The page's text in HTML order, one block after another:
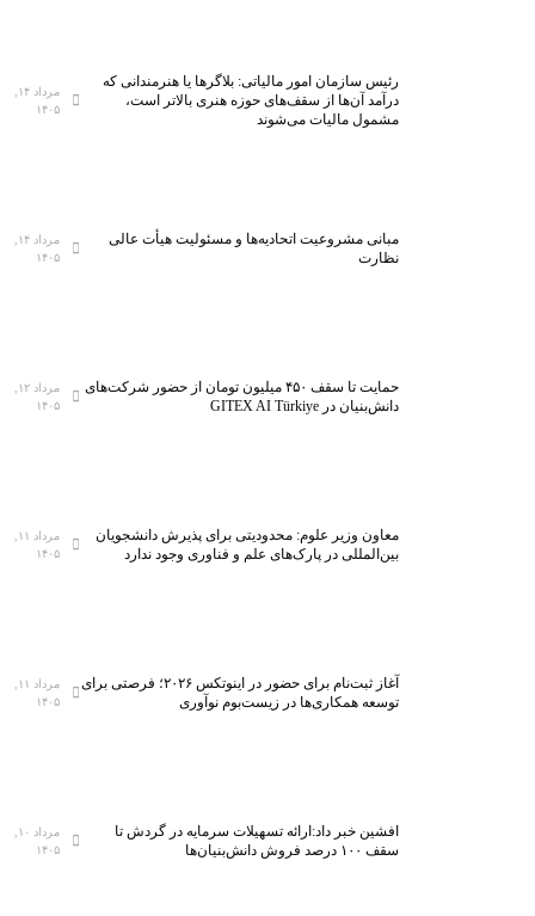
رئیس سازمان امور مالیاتی: بلاگر‌ها یا هنرمندانی که
درآمد آن‌ها از سقف‌های حوزه هنری بالاتر است،
مشمول مالیات می‌شوند
۱۴۰۵
مبانی مشروعیت اتحادیه‌ها و مسئولیت هیأت عالی
نظارت
۱۴۰۵
حمایت تا سقف ۴۵۰ میلیون تومان از حضور شرکت‌های
دانش‌بنیان در GITEX AI Türkiye
۱۴۰۵
معاون وزیر علوم: محدودیتی برای پذیرش دانشجویان
بین‌المللی در پارک‌های علم و فناوری وجود ندارد
۱۴۰۵
آغاز ثبت‌نام برای حضور در اینوتکس ۲۰۲۶؛ فرصتی برای
توسعه همکاری‌ها در زیست‌بوم نوآوری
۱۴۰۵
افشین خبر داد:ارائه تسهیلات سرمایه در گردش تا
سقف ۱۰۰ درصد فروش دانش‌بنیان‌ها
۱۴۰۵